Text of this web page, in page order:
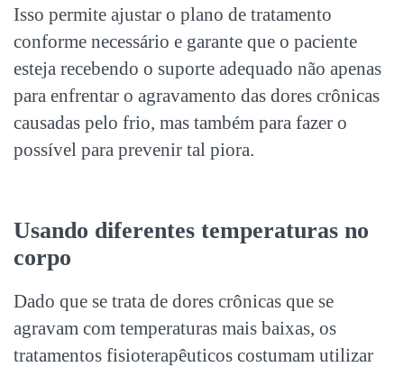
Isso permite ajustar o plano de tratamento
conforme necessário e garante que o paciente
esteja recebendo o suporte adequado não apenas
para enfrentar o agravamento das dores crônicas
causadas pelo frio, mas também para fazer o
possível para prevenir tal piora.
Usando diferentes temperaturas no
corpo
Dado que se trata de dores crônicas que se
agravam com temperaturas mais baixas, os
tratamentos fisioterapêuticos costumam utilizar